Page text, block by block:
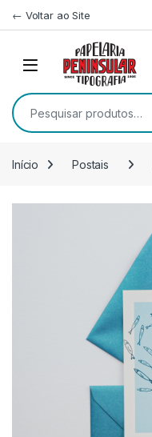
← Voltar ao Site
Pesquisar por:
Início Postais